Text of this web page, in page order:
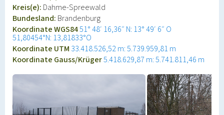
Kreis(e): Dahme-Spreewald
Bundesland: Brandenburg
Koordinate WGS8451° 48′ 16,36″ N: 13° 49′ 6″ O
51,80454°N: 13,81833°O
Koordinate UTM 33.418.526,52 m: 5.739.959,81 m
Koordinate Gauss/Krüger5.418.629,87 m: 5.741.811,46 m